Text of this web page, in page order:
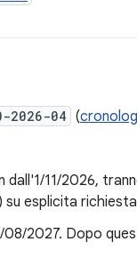
2026-04 (
dall'1/11/2026,
su esplicita
2027. Dopo